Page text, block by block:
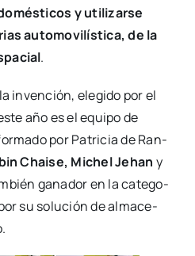
y uti­li­zar­se
auto­mo­vi­lís­ti­ca, de la
.
inven­ción, ele­gi­do por el
año es el equi­po de
por Patri­cia de Ran­
Chai­se, Michel Jehan y
gana­dor en la cate­go­
su solu­ción de alma­ce­